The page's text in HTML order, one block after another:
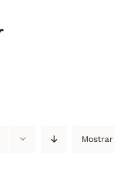
Mostrar